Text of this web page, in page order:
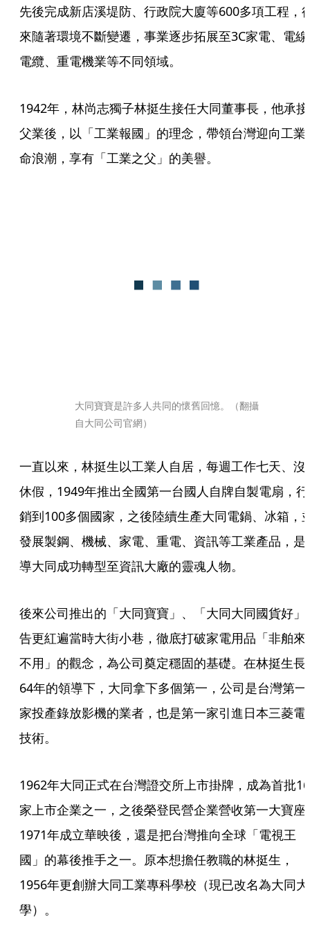
先後完成新店溪堤防、行政院大廈等600多項工程，
來隨著環境不斷變遷，事業逐步拓展至3C家電、電線
電纜、重電機業等不同領域。
1942年，林尚志獨子林挺生接任大同董事長，他承接
父業後，以「工業報國」的理念，帶領台灣迎向工業
命浪潮，享有「工業之父」的美譽。
大同寶寶是許多人共同的懷舊回憶。（翻攝
自大同公司官網）
一直以來，林挺生以工業人自居，每週工作七天、沒
休假，1949年推出全國第一台國人自牌自製電扇，行
銷到100多個國家，之後陸續生產大同電鍋、冰箱，
發展製鋼、機械、家電、重電、資訊等工業產品，是
導大同成功轉型至資訊大廠的靈魂人物。
後來公司推出的「大同寶寶」、「大同大同國貨好」
告更紅遍當時大街小巷，徹底打破家電用品「非舶來
不用」的觀念，為公司奠定穩固的基礎。在林挺生長
64年的領導下，大同拿下多個第一，公司是台灣第一
家投產錄放影機的業者，也是第一家引進日本三菱電
技術。
1962年大同正式在台灣證交所上市掛牌，成為首批16
家上市企業之一，之後榮登民營企業營收第一大寶座
1971年成立華映後，還是把台灣推向全球「電視王
國」的幕後推手之一。原本想擔任教職的林挺生，
1956年更創辦大同工業專科學校（現已改名為大同大
學）。